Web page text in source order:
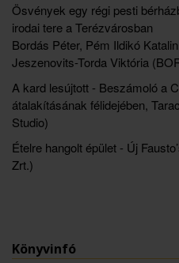
Ösvények egy régi pesti
irodai tere a Terézvárosban
Bordás Péter, Pém Ildikó
Jeszenovits-Torda Viktória
A kard lesújtott - Beszámoló a
átalakításának félidejében,
Studio)
Ételre hangolt épület - Új
Zrt.)
Könyvinfó